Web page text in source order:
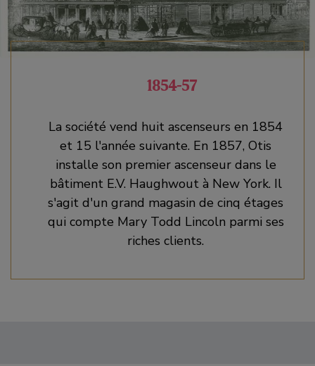
1854-57
La société vend huit ascenseurs en 1854
et 15 l'année suivante. En 1857, Otis
installe son premier ascenseur dans le
bâtiment E.V. Haughwout à New York. Il
s'agit d'un grand magasin de cinq étages
qui compte Mary Todd Lincoln parmi ses
riches clients.